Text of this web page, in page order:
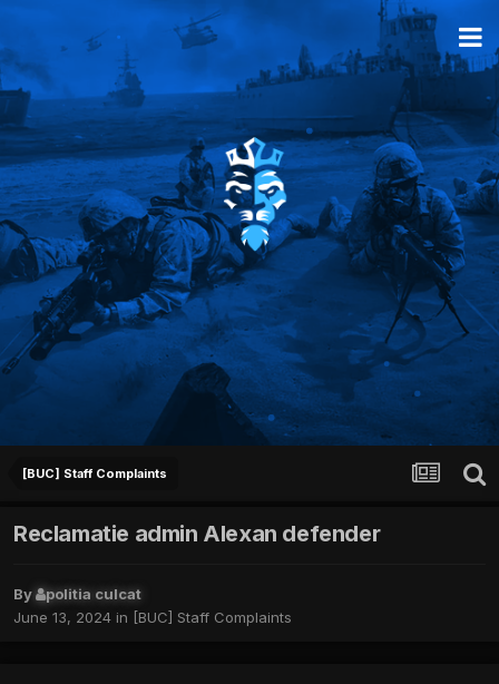
[BUC] Staff Complaints
Reclamatie admin Alexan defender
By
politia culcat
June 13, 2024 in [BUC] Staff Complaints